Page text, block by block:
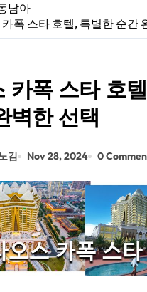
남아
폭 스타 호텔, 특별한 순간
카폭 스타 호
벽한 선택
김 Nov 28, 2024 0